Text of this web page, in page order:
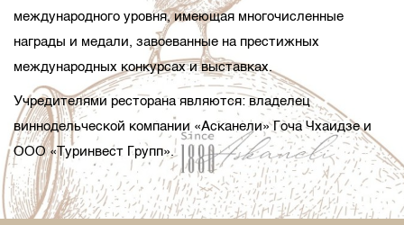
международного уровня, имеющая многочисленные
награды и медали, завоеванные на престижных
международных конкурсах и выставках.
Учредителями ресторана являются: владелец
виннодельческой компании «Асканели» Гоча Чхаидзе и
ООО «Туринвест Групп».